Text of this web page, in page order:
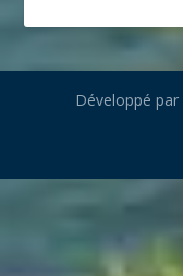
Développé par